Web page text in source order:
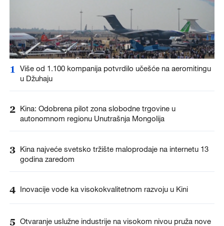
1
Više od 1.100 kompanija potvrdilo učešće na aeromitingu
u Džuhaju
2 Kina: Odobrena pilot zona slobodne trgovine u
autonomnom regionu Unutrašnja Mongolija
3 Kina najveće svetsko tržište maloprodaje na internetu 13
godina zaredom
4 Inovacije vode ka visokokvalitetnom razvoju u Kini
5 Otvaranje uslužne industrije na visokom nivou pruža nove